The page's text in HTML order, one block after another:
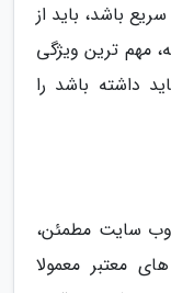
باشد، باید از
مهم ترین ویژگی
داشته باشد را
وب سایت مطمئن،
معتبر معمولا